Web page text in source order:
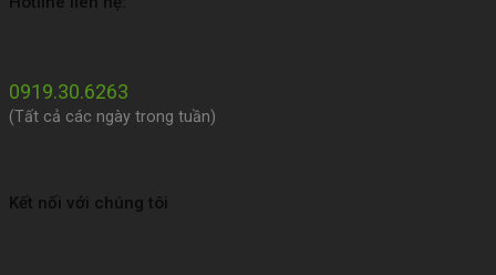
0919.30.6263
(Tất cả các ngày trong tuần)
Kết nối với chúng tôi